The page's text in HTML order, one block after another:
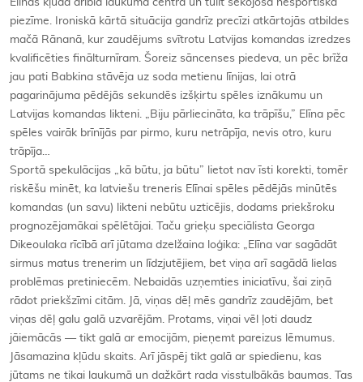
Elīnas kļūda driblā laukuma centrā un tūlīt sekojošā nesportiskā
piezīme. Ironiskā kārtā situācija gandrīz precīzi atkārtojās atbildes
mačā Rānanā, kur zaudējums svītrotu Latvijas komandas izredzes
kvalificēties finālturnīram. Šoreiz sāncenses piedeva, un pēc brīža
jau pati Babkina stāvēja uz soda metienu līnijas, lai otrā
pagarinājuma pēdējās sekundēs izšķirtu spēles iznākumu un
Latvijas komandas likteni. „Biju pārliecināta, ka trāpīšu,” Elīna pēc
spēles vairāk brīnījās par pirmo, kuru netrāpīja, nevis otro, kuru
trāpīja…
Sportā spekulācijas „kā būtu, ja būtu” lietot nav īsti korekti, tomēr
riskēšu minēt, ka latviešu treneris Elīnai spēles pēdējās minūtēs
komandas (un savu) likteni nebūtu uzticējis, dodams priekšroku
prognozējamākai spēlētājai. Taču grieķu speciālista Georga
Dikeoulaka rīcībā arī jūtama dzelžaina loģika: „Elīna var sagādāt
sirmus matus trenerim un līdzjutējiem, bet viņa arī sagādā lielas
problēmas pretiniecēm. Nebaidās uzņemties iniciatīvu, šai ziņā
rādot priekšzīmi citām. Jā, viņas dēļ mēs gandrīz zaudējām, bet
viņas dēļ galu galā uzvarējām. Protams, viņai vēl ļoti daudz
jāiemācās — tikt galā ar emocijām, pieņemt pareizus lēmumus.
Jāsamazina kļūdu skaits. Arī jāspēj tikt galā ar spiedienu, kas
jūtams ne tikai laukumā un dažkārt rada visstulbākās baumas. Tas